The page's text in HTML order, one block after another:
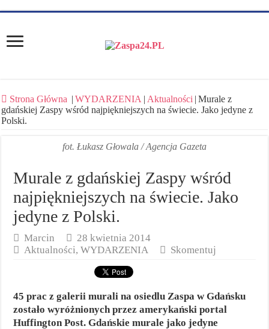
Strona Główna | WYDARZENIA | Aktualności | Murale z
gdańskiej Zaspy wśród najpiękniejszych na świecie. Jako jedyne z
Polski.
fot. Łukasz Głowala / Agencja Gazeta
Murale z gdańskiej Zaspy wśród
najpiękniejszych na świecie. Jako
jedyne z Polski.
Marcin
28 kwietnia 2014
Aktualności,WYDARZENIA Skomentuj
45 prac z galerii murali na osiedlu Zaspa w Gdańsku
zostało wyróżnionych przez amerykański portal
Huffington Post. Gdańskie murale jako jedyne